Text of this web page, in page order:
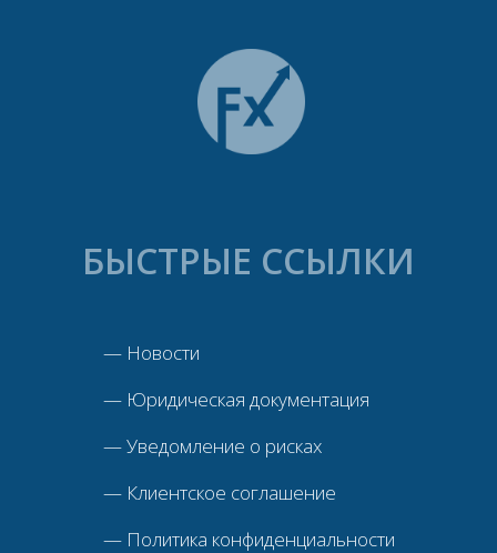
БЫСТРЫЕ ССЫЛКИ
— Новости
— Юридическая документация
—Уведомление о рисках
— Клиентское соглашение
— Политика конфиденциальности